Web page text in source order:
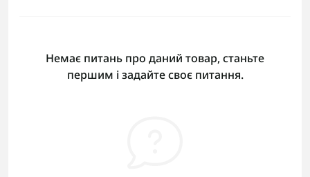
Немає питань про даний товар, станьте
першим і задайте своє питання.